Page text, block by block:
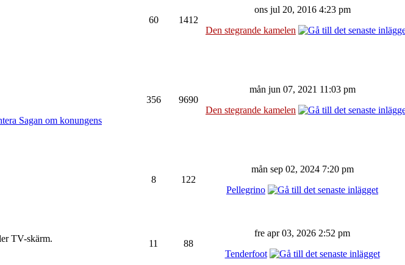
60 1412
ons jul 20, 2016 4:23 pm
Den stegrande kamelen
Sagan om konungens
356 9690
mån jun 07, 2021 11:03 pm
Den stegrande kamelen
8 122
mån sep 02, 2024 7:20 pm
Pellegrino
TV-skärm.
11 88
fre apr 03, 2026 2:52 pm
Tenderfoot